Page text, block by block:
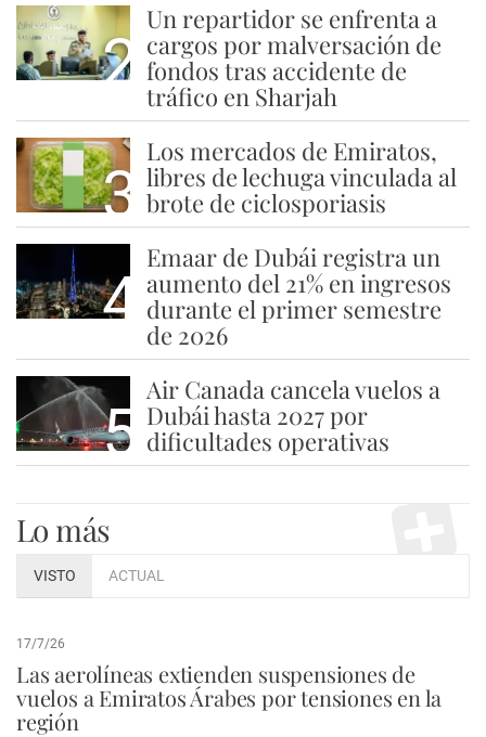
2
Un repartidor se enfrenta a
cargos por malversación de
fondos tras accidente de
tráfico en Sharjah
3
Los mercados de Emiratos,
libres de lechuga vinculada al
brote de ciclosporiasis
4
Emaar de Dubái registra un
aumento del 21% en ingresos
durante el primer semestre
de 2026
5
Air Canada cancela vuelos a
Dubái hasta 2027 por
dificultades operativas
Lo más
VISTO ACTUAL
17/7/26
Las aerolíneas extienden suspensiones de
vuelos a Emiratos Árabes por tensiones en la
región